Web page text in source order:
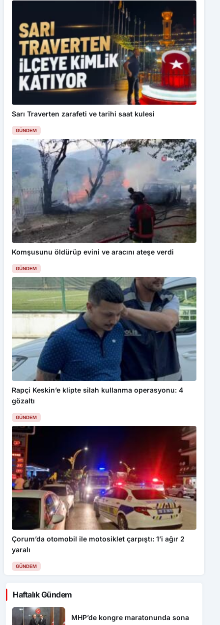
Sarı Traverten zarafeti ve tarihi saat kulesi
GÜNDEM
Komşusunu öldürüp evini ve aracını ateşe verdi
GÜNDEM
Rapçi Keskin’e klipte silah kullanma operasyonu: 4
gözaltı
GÜNDEM
Çorum’da otomobil ile motosiklet çarpıştı: 1’i ağır 2
yaralı
GÜNDEM
Haftalık Gündem
MHP’de kongre maratonunda sona